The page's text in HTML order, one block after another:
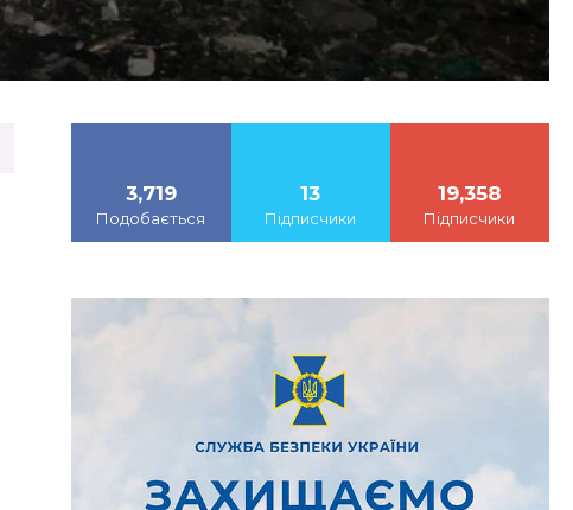
3,719
Подобається
13
Підписчики
19,358
Підписчики